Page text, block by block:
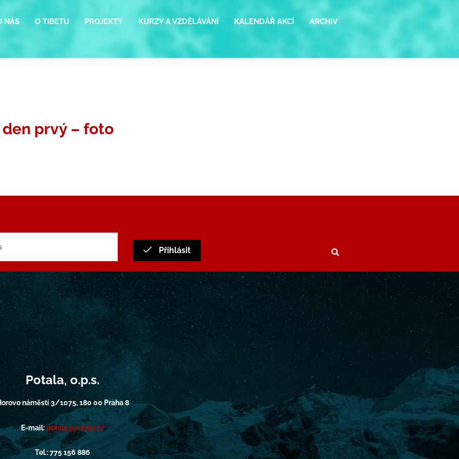
NÁS O TIBETU PROJEKTY KURZY A VZDĚLÁVÁNÍ KALENDÁŘ AKCÍ ARCHIV
prvý – foto
Přihlásit
Potala, o.p.s.
náměstí 3/1075, 180 00 Praha 8
E-mail:potala@potala.cz
Tel.: 775 156 886